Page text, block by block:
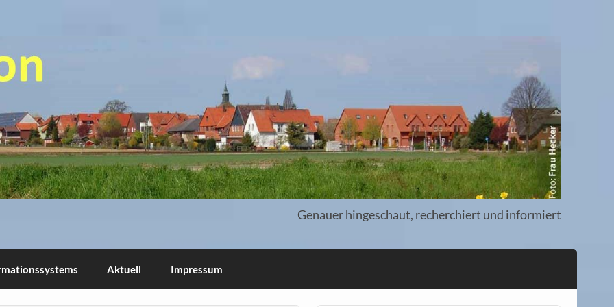
Blog
Genauer hingeschaut, recherchiert und informiert
Aktuell Impressum